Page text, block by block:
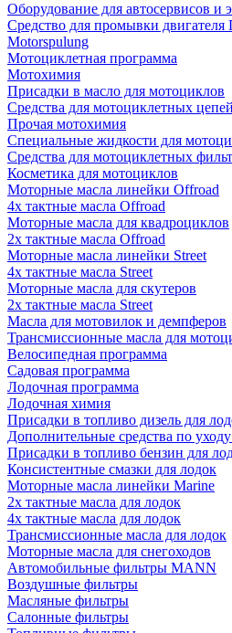
Оборудование для автосервисов и
Средство для промывки
Motorspulung
Мотоциклетная программа
Мотохимия
Присадки в масло для мотоциклов
Средства для мотоциклетных цепей
Прочая мотохимия
Специальные жидкости для
Средства для мотоциклетных
Косметика для мотоциклов
Моторные масла линейки Offroad
4х тактные масла Offroad
Моторные масла для квадроциклов
2х тактные масла Offroad
Моторные масла линейки Street
4х тактные масла Street
Моторные масла для скутеров
2х тактные масла Street
Масла для мотовилок и демпферов
Трансмиссионные масла для
Велосипедная программа
Садовая программа
Лодочная программа
Лодочная химия
Присадки в топливо дизель для
Дополнительные средства по
Присадки в топливо бензин для
Консистентные смазки для лодок
Моторные масла линейки Marine
2х тактные масла для лодок
4х тактные масла для лодок
Трансмиссионные масла для лодок
Моторные масла для снегоходов
Автомобильные фильтры MANN
Воздушные фильтры
Масляные фильтры
Салонные фильтры